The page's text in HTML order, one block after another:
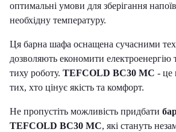
оптимальні умови для зберігання
необхідну температуру.
Ця барна шафа оснащена сучасними
дозволяють економити електроенергію
тиху роботу. TEFCOLD BC30 MC - це
тих, хто цінує якість та комфорт.
Не пропустіть можливість придбати
TEFCOLD BC30 MC, які стануть